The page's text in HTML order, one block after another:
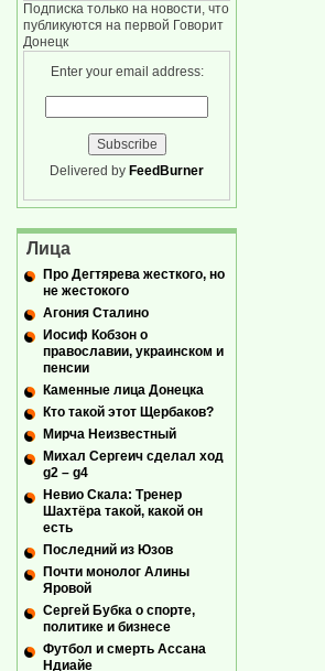
Подписка только на новости, что
публикуются на первой Говорит
Донецк
Enter your email address:
Delivered by FeedBurner
Лица
Про Дегтярева жесткого, но
не жестокого
Агония Сталино
Иосиф Кобзон о
православии, украинском и
пенсии
Каменные лица Донецка
Кто такой этот Щербаков?
Мирча Неизвестный
Михал Сергеич сделал ход
g2 – g4
Невио Скала: Тренер
Шахтёра такой, какой он
есть
Последний из Юзов
Почти монолог Алины
Яровой
Сергей Бубка о спорте,
политике и бизнесе
Футбол и смерть Ассана
Ндиайе